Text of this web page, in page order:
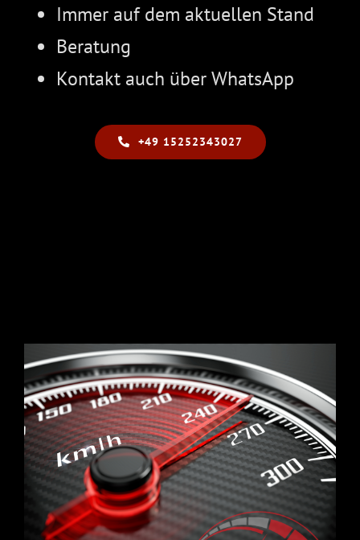
Immer auf dem aktuellen Stand
Beratung
Kontakt auch über WhatsApp
+49 15252343027